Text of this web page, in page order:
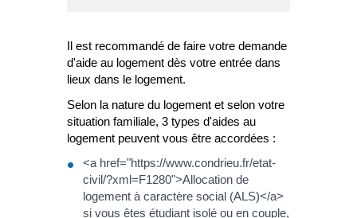
Il est recommandé de faire votre demande
d'aide au logement dès votre entrée dans
lieux dans le logement.
Selon la nature du logement et selon votre
situation familiale, 3 types d'aides au
logement peuvent vous être accordées :
<a href="https://www.condrieu.fr/etat-
civil/?xml=F1280">Allocation de
logement à caractère social (ALS)</a>
si vous êtes étudiant isolé ou en couple,